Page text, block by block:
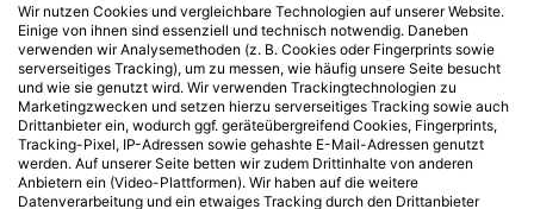
Wir nutzen Cookies und vergleichbare Technologien auf unserer Website.
Einige von ihnen sind essenziell und technisch notwendig. Daneben
verwenden wir Analysemethoden (z. B. Cookies oder Fingerprints sowie
serverseitiges Tracking), um zu messen, wie häufig unsere Seite besucht
und wie sie genutzt wird. Wir verwenden Trackingtechnologien zu
Marketingzwecken und setzen hierzu serverseitiges Tracking sowie auch
Drittanbieter ein, wodurch ggf. geräteübergreifend Cookies, Fingerprints,
Tracking-Pixel, IP-Adressen sowie gehashte E-Mail-Adressen genutzt
werden. Auf unserer Seite betten wir zudem Drittinhalte von anderen
Anbietern ein (Video-Plattformen). Wir haben auf die weitere
Datenverarbeitung und ein etwaiges Tracking durch den Drittanbieter